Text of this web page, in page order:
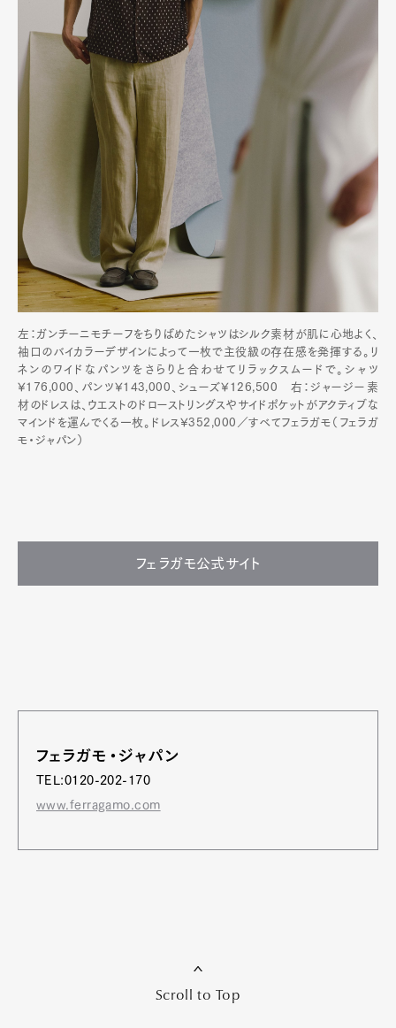
左：ガンチーニモチーフをちりばめたシャツはシルク素材が肌に心地よく、
袖口のバイカラーデザインによって一枚で主役級の存在感を発揮する。リ
ネンのワイドなパンツをさらりと合わせてリラックスムードで。シャツ
¥176,000、パンツ¥143,000、シューズ¥126,500 右：ジャージー素
材のドレスは、ウエストのドローストリングスやサイドポケットがアクティブな
マインドを運んでくる一枚。ドレス¥352,000／すべてフェラガモ（フェラガ
モ・ジャパン）
フェラガモ公式サイト
フェラガモ・ジャパン
TEL:0120-202-170
www.ferragamo.com
Scroll to Top